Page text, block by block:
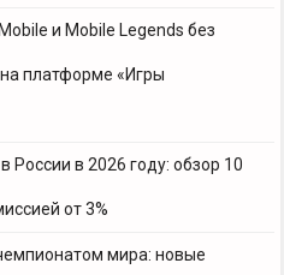
и Mobile Legends без
платформе «Игры
России в 2026 году: обзор 10
от 3%
мира: новые